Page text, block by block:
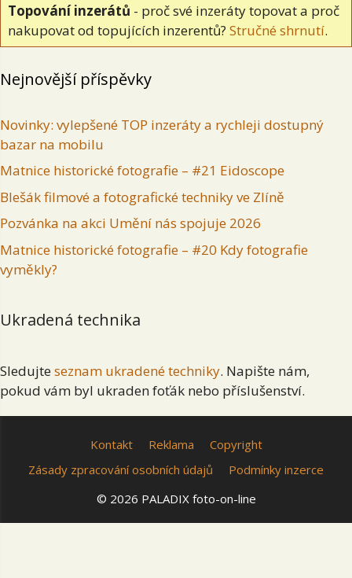
Topování inzerátů - proč své inzeráty topovat a proč
nakupovat od topujících inzerentů? Stručné shrnutí.
Nejnovější příspěvky
Novinky: vylepšené TOP inzeráty a rychleji dostupný
bazar na mobilu
Matnice historické fotografie – #21 Eidoscope
Blešák filmové a fotografické techniky ve Zlíně
Pozvánka na akci Umění nás spojuje 2026
Matnice historické fotografie – #20 Kdy fotografie
vyměkly?
Ukradená technika
Sledujte seznam ukradené techniky. Napište nám,
pokud vám byl ukraden foťák nebo příslušenství.
Kontakt Reklama
Copyright
Zásady zpracování osobních údajů
Podmínky inzerce
© 2026 PALADIX foto-on-line